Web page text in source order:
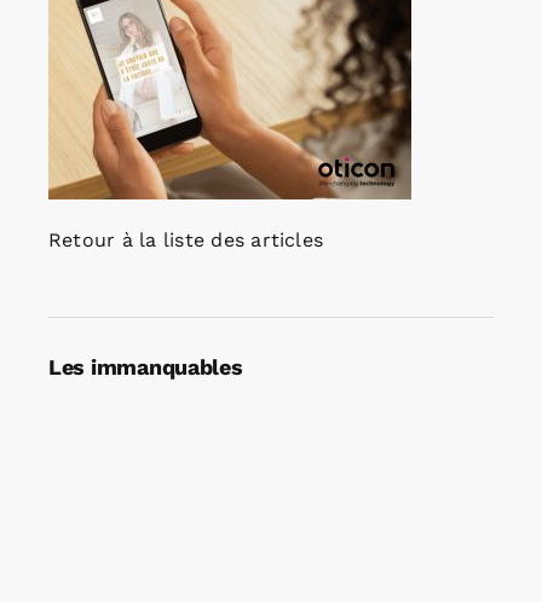
Retour à la liste des articles
Les immanquables